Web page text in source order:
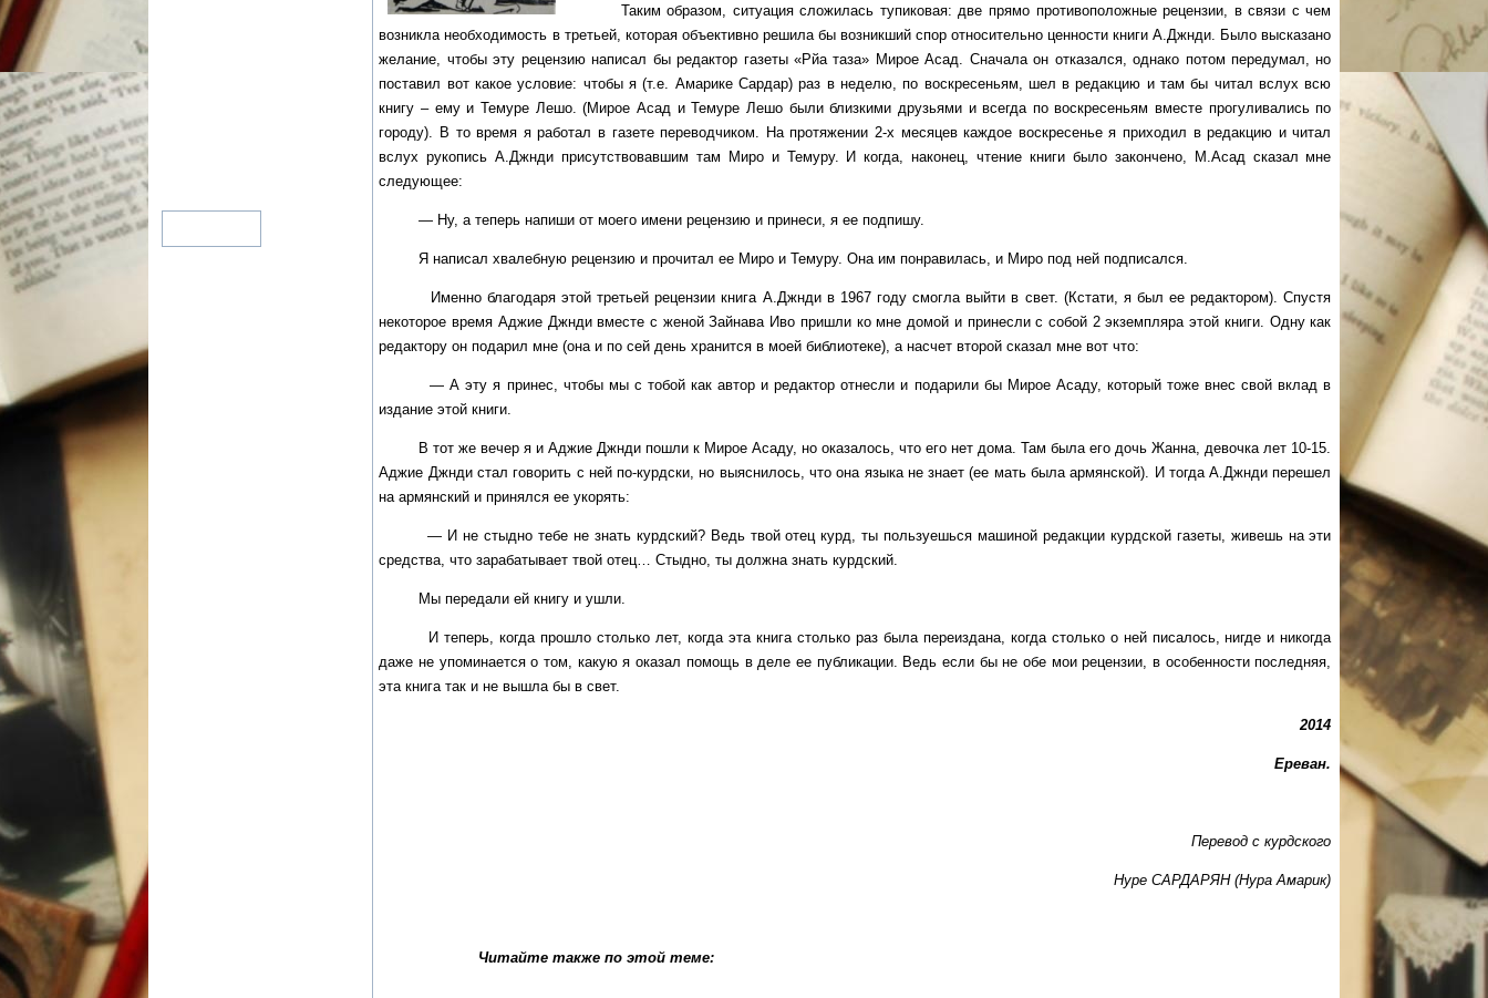
Таким образом, ситуация сложилась тупиковая: две прямо противоположные рецензии, в связи с чем
возникла необходимость в третьей, которая объективно решила бы возникший спор относительно ценности книги А.Джнди. Было высказано
желание, чтобы эту рецензию написал бы редактор газеты «Рйа таза» Мирое Асад. Сначала он отказался, однако потом передумал, но
поставил вот какое условие: чтобы я (т.е. Амарике Сардар) раз в неделю, по воскресеньям, шел в редакцию и там бы читал вслух всю
книгу – ему и Темуре Лешо. (Мирое Асад и Темуре Лешо были близкими друзьями и всегда по воскресеньям вместе прогуливались по
городу). В то время я работал в газете переводчиком. На протяжении 2-х месяцев каждое воскресенье я приходил в редакцию и читал
вслух рукопись А.Джнди присутствовавшим там Миро и Темуру. И когда, наконец, чтение книги было закончено, М.Асад сказал мне
следующее:
— Ну, а теперь напиши от моего имени рецензию и принеси, я ее подпишу.
Я написал хвалебную рецензию и прочитал ее Миро и Темуру. Она им понравилась, и Миро под ней подписался.
Именно благодаря этой третьей рецензии книга А.Джнди в 1967 году смогла выйти в свет. (Кстати, я был ее редактором). Спустя
некоторое время Аджие Джнди вместе с женой Зайнава Иво пришли ко мне домой и принесли с собой 2 экземпляра этой книги. Одну как
редактору он подарил мне (она и по сей день хранится в моей библиотеке), а насчет второй сказал мне вот что:
— А эту я принес, чтобы мы с тобой как автор и редактор отнесли и подарили бы Мирое Асаду, который тоже внес свой вклад в
издание этой книги.
В тот же вечер я и Аджие Джнди пошли к Мирое Асаду, но оказалось, что его нет дома. Там была его дочь Жанна, девочка лет 10-15.
Аджие Джнди стал говорить с ней по-курдски, но выяснилось, что она языка не знает (ее мать была армянской). И тогда А.Джнди перешел
на армянский и принялся ее укорять:
— И не стыдно тебе не знать курдский? Ведь твой отец курд, ты пользуешься машиной редакции курдской газеты, живешь на эти
средства, что зарабатывает твой отец… Стыдно, ты должна знать курдский.
Мы передали ей книгу и ушли.
И теперь, когда прошло столько лет, когда эта книга столько раз была переиздана, когда столько о ней писалось, нигде и никогда
даже не упоминается о том, какую я оказал помощь в деле ее публикации. Ведь если бы не обе мои рецензии, в особенности последняя,
эта книга так и не вышла бы в свет.
2014
Ереван.
Перевод с курдского
Нуре САРДАРЯН (Нура Амарик)
Читайте также по этой теме: